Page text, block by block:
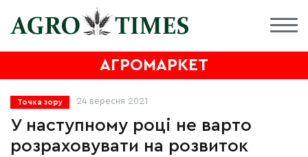
АГРОМАРКЕТ
Точка зору 24 вересня 2021
У наступному році не варто
розраховувати на розвиток